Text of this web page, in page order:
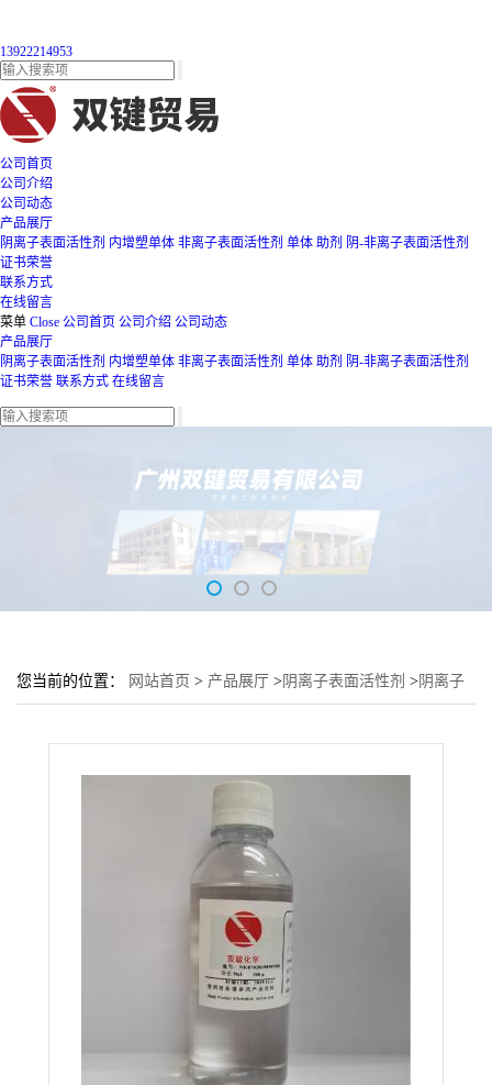
13922214953
公司首页
公司介绍
公司动态
产品展厅
阴离子表面活性剂 内增塑单体 非离子表面活性剂 单体 助剂 阴-非离子表面活性剂
证书荣誉
联系方式
在线留言
菜单 Close 公司首页 公司介绍 公司动态
产品展厅
阴离子表面活性剂 内增塑单体 非离子表面活性剂 单体 助剂 阴-非离子表面活性剂
证书荣誉 联系方式 在线留言
您当前的位置： 网站首页 > 产品展厅 > 阴离子表面活性剂 > 阴离子